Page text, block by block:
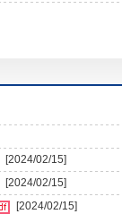
[2024/02/15]
[2024/02/15]
[2024/02/15]